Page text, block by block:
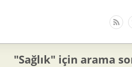
"Sağlık" için arama